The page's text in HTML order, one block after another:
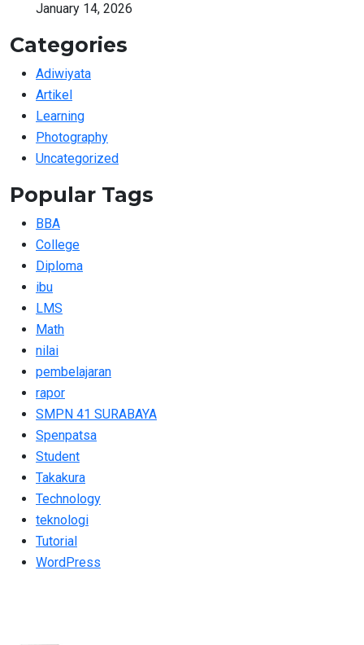
January 14, 2026
Categories
Adiwiyata
Artikel
Learning
Photography
Uncategorized
Popular Tags
BBA
College
Diploma
ibu
LMS
Math
nilai
pembelajaran
rapor
SMPN 41 SURABAYA
Spenpatsa
Student
Takakura
Technology
teknologi
Tutorial
WordPress